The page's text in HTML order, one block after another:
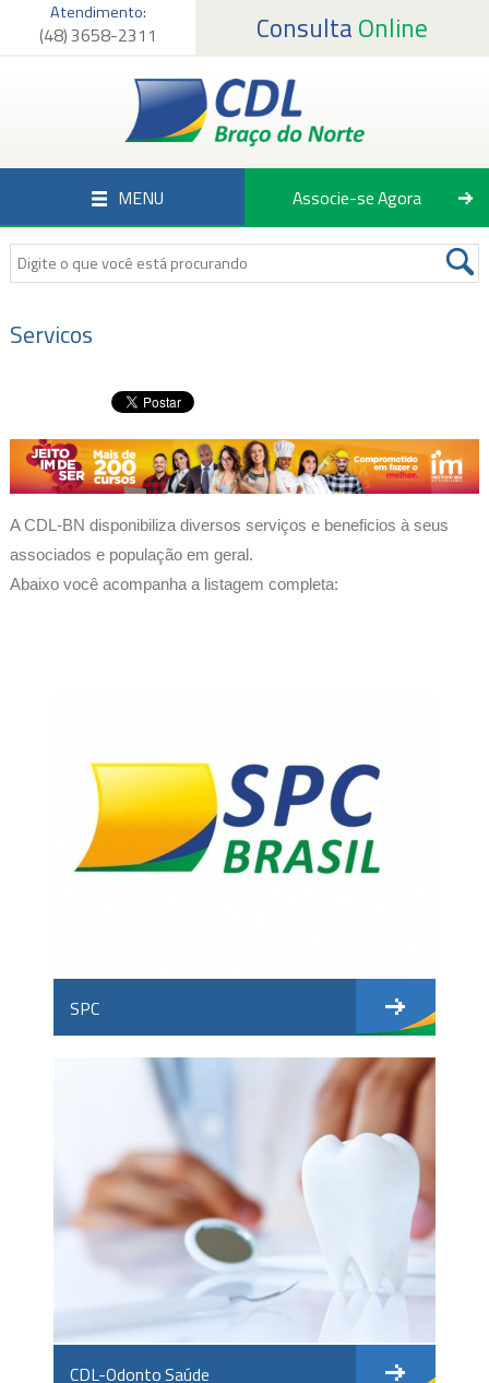
Página Inicial
Empregos
Notícias
Associe-se Agora
Atendimento:
(48) 3658-2311 Consulta Online
MENU Associe-se Agora
Servicos
A CDL-BN disponibiliza diversos serviços e beneficios à seus
associados e população em geral.
Abaixo você acompanha a listagem completa:
SPC
CDL-Odonto Saúde